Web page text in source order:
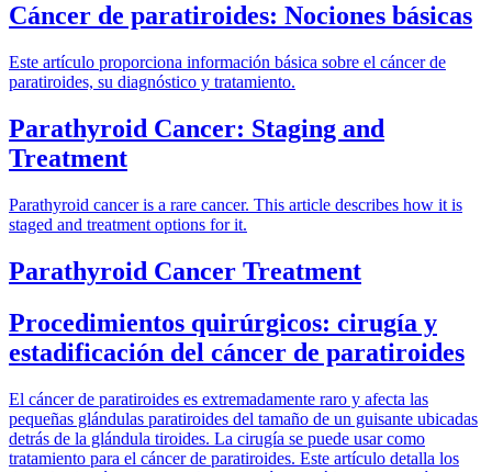
Cáncer de paratiroides: Nociones básicas
Este artículo proporciona información básica sobre el cáncer de
paratiroides, su diagnóstico y tratamiento.
Parathyroid Cancer: Staging and
Treatment
Parathyroid cancer is a rare cancer. This article describes how it is
staged and treatment options for it.
Parathyroid Cancer Treatment
Procedimientos quirúrgicos: cirugía y
estadificación del cáncer de paratiroides
El cáncer de paratiroides es extremadamente raro y afecta las
pequeñas glándulas paratiroides del tamaño de un guisante ubicadas
detrás de la glándula tiroides. La cirugía se puede usar como
tratamiento para el cáncer de paratiroides. Este artículo detalla los